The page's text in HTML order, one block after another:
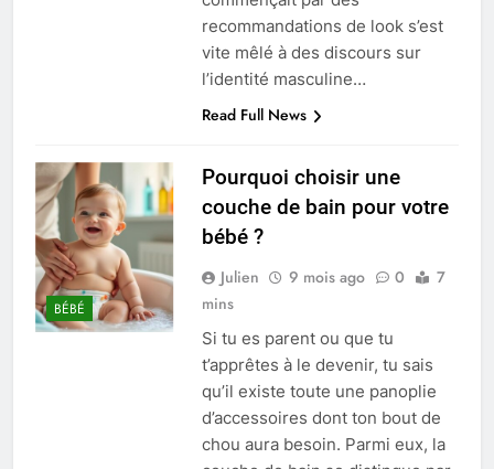
recommandations de look s’est
vite mêlé à des discours sur
l’identité masculine…
Read Full News
BÉBÉ
Pourquoi choisir une
couche de bain pour votre
bébé ?
Julien 9 mois ago 0
7
mins
Si tu es parent ou que tu
t’apprêtes à le devenir, tu sais
qu’il existe toute une panoplie
d’accessoires dont ton bout de
chou aura besoin. Parmi eux, la